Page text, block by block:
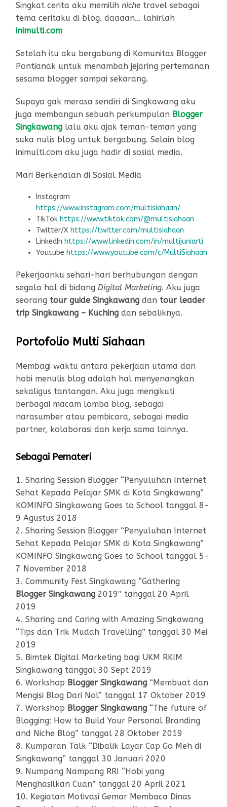
Singkat cerita aku memilihniche travel sebagai
tema ceritaku di blog. daaaan… lahirlah
inimulti.com
Setelah itu aku bergabung di Komunitas Blogger
Pontianak untuk menambah jejaring pertemanan
sesama blogger sampai sekarang.
Supaya gak merasa sendiri di Singkawang aku
juga membangun sebuah perkumpulan Blogger
Singkawang lalu aku ajak teman-teman yang
suka nulis blog untuk bergabung. Selain blog
inimulti.com aku juga hadir di sosial media.
Mari Berkenalan di Sosial Media
Instagram
https://www.instagram.com/multisiahaan/
TikTok https://www.tiktok.com/@multisiahaan
Twitter/X https://twitter.com/multisiahaan
LinkedIn https://www.linkedin.com/in/multijuniarti
Youtube https://www.youtube.com/c/MultiSiahaan
Pekerjaanku sehari-hari berhubungan dengan
segala hal di bidangDigital Marketing. Aku juga
seorang tour guide Singkawang dan tour leader
trip Singkawang – Kuching dan sebaliknya.
Portofolio Multi Siahaan
Membagi waktu antara pekerjaan utama dan
hobi menulis blog adalah hal menyenangkan
sekaligus tantangan. Aku juga mengikuti
berbagai macam lomba blog, sebagai
narasumber atau pembicara, sebagai media
partner, kolaborasi dan kerja sama lainnya.
Sebagai Pemateri
1. Sharing Session Blogger “Penyuluhan Internet
Sehat Kepada Pelajar SMK di Kota Singkawang”
KOMINFO Singkawang Goes to School tanggal 8-
9 Agustus 2018
2. Sharing Session Blogger “Penyuluhan Internet
Sehat Kepada Pelajar SMK di Kota Singkawang”
KOMINFO Singkawang Goes to School tanggal 5-
7 November 2018
3. Community Fest Singkawang “Gathering
Blogger Singkawang 2019″ tanggal 20 April
2019
4. Sharing and Caring with Amazing Singkawang
“Tips dan Trik Mudah Travelling” tanggal 30 Mei
2019
5. Bimtek Digital Marketing bagi UKM RKIM
Singkawang tanggal 30 Sept 2019
6. Workshop Blogger Singkawang “Membuat dan
Mengisi Blog Dari Nol” tanggal 17 Oktober 2019
7. Workshop Blogger Singkawang “The future of
Blogging: How to Build Your Personal Branding
and Niche Blog” tanggal 28 Oktober 2019
8. Kumparan Talk “Dibalik Layar Cap Go Meh di
Singkawang” tanggal 30 Januari 2020
9. Numpang Nampang RRI “Hobi yang
Menghasilkan Cuan” tanggal 20 April 2021
10. Kegiatan Motivasi Gemar Membaca Dinas